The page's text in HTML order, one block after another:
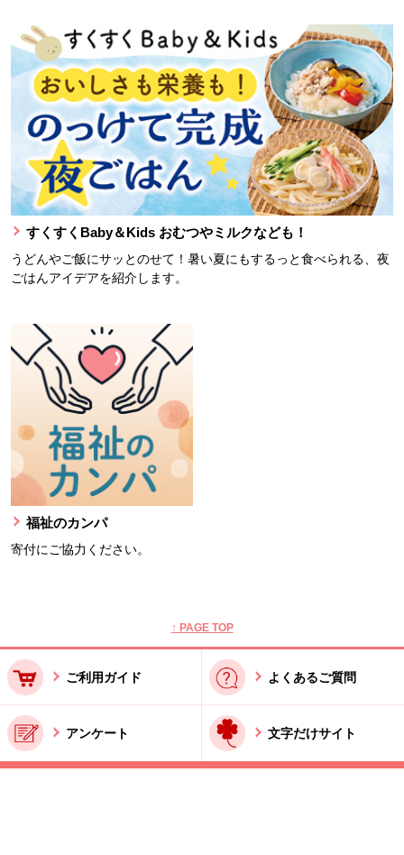
すくすくBaby＆Kids おむつやミルクなども！
うどんやご飯にサッとのせて！暑い夏にもするっと食べられる、夜
ごはんアイデアを紹介します。
福祉のカンパ
寄付にご協力ください。
↑ PAGE TOP
ご利用ガイド よくあるご質問
アンケート 文字だけサイト